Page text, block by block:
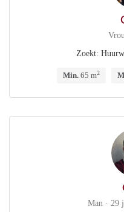
Zoekt:
Min. 65 m2
Man · 29